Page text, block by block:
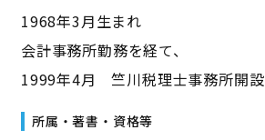
1968年3月生まれ
会計事務所勤務を経て、
1999年4月 竺川税理士事務所開設
所属・著書・資格等